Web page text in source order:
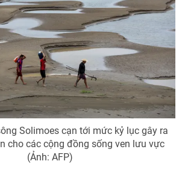
VTV Thể thao
Bất động sản
Tấm lòng Việt
Vươn mình bằng AI
VTV8
Solimoes cạn tới mức kỷ lục gây ra
cho các cộng đồng sống ven lưu vực
(Ảnh: AFP)